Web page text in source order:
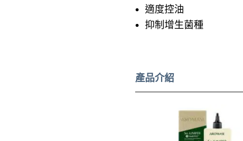
適度控油
抑制增生菌種
產品介紹